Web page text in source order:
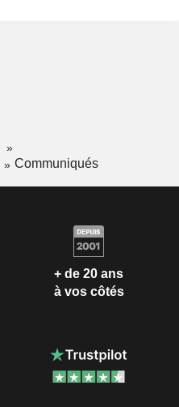
Communiqués
+ de 20 ans
à vos côtés